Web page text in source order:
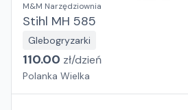
M&M Narzędziownia
Stihl MH 585
Glebogryzarki
110.00 zł/dzień
Polanka Wielka